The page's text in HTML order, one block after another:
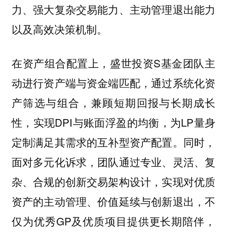
力、强大复杂交易能力、主动管理退出能力
以及高效决策机制。
在资产组合配置上，盛世投资S基金团队主
动进行资产端与资金端匹配，通过系统化资
产筛选与组合，兼顾短期回报与长期成长
性，实现DPI与账面浮盈的均衡，为LP量身
定制满足其需求的互补型资产配置。同时，
面对多元化诉求，团队通过专业、灵活、复
杂、合规的创新交易架构设计，实现对优质
资产的主动管理、价值延续与创新退出，不
仅为优秀GP及优质项目提供更长期陪伴，